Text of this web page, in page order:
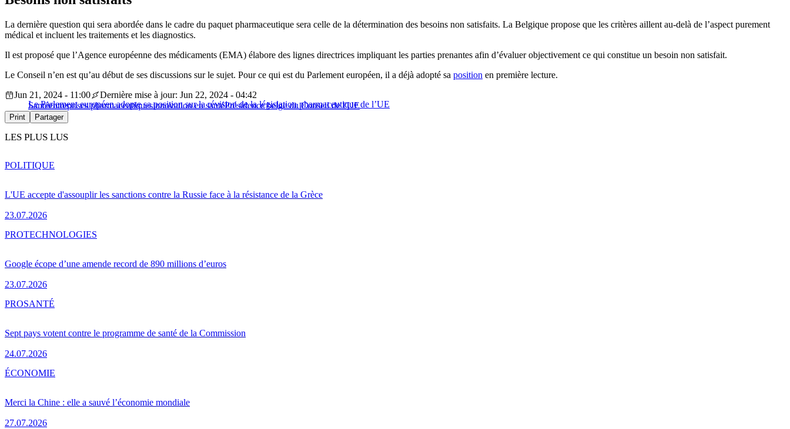
La dernière question qui sera abordée dans le cadre du paquet pharmaceutique sera celle de la détermination des besoins non satisfaits. La Belgique propose que les critères aillent au-delà de l’aspect purement
médical et incluent les traitements et les diagnostics.
Il est proposé que l’Agence européenne des médicaments (EMA) élabore des lignes directrices impliquant les parties prenantes afin d’évaluer objectivement ce qui constitue un besoin non satisfait.
Le Conseil n’en est qu’au début de ses discussions sur le sujet. Pour ce qui est du Parlement européen, il a déjà adopté sa position en première lecture.
Le Parlement européen adopte sa position sur la révision de la législation pharmaceutique de l’UE
Jun 21, 2024 - 11:00
Dernière mise à jour: Jun 22, 2024 - 04:42
Santéentreprises pharmaceutiquesinnovation en santéPrésidence belge du Conseil de l'UE
Print Partager
LES PLUS LUS
L'UE accepte d'assouplir les sanctions contre la Russie face à la résistance de la Grèce
23.07.2026
POLITIQUE
Google écope d’une amende record de 890 millions d’euros
23.07.2026
PROTECHNOLOGIES
Sept pays votent contre le programme de santé de la Commission
24.07.2026
PROSANTÉ
Merci la Chine : elle a sauvé l’économie mondiale
27.07.2026
ÉCONOMIE